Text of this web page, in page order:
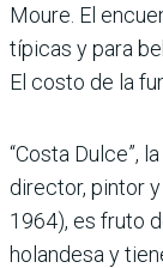
Moure. El
típicas y para
El costo de la
“Costa Dulce”,
director, pintor
1964), es fruto
holandesa y